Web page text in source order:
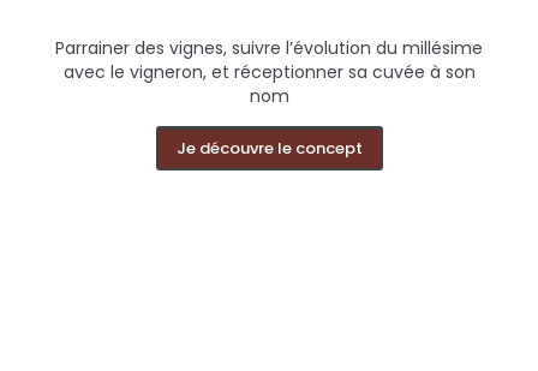
Parrainer des vignes, suivre l’évolution du millésime
avec le vigneron, et réceptionner sa cuvée à son
nom
Je découvre le concept